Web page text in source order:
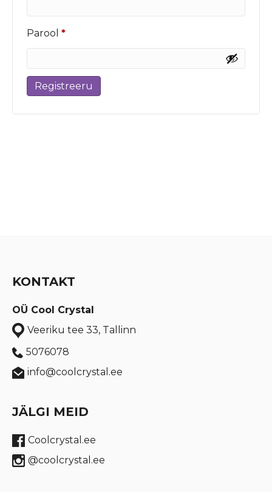
Parool *Nõutud
Registreeru
KONTAKT
OÜ Cool Crystal
Veeriku tee 33, Tallinn
5076078
info@coolcrystal.ee
JÄLGI MEID
Coolcrystal.ee
@coolcrystal.ee